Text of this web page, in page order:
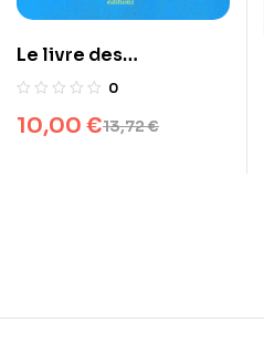
Le livre des
invocations
0
13,72€
10,00 €